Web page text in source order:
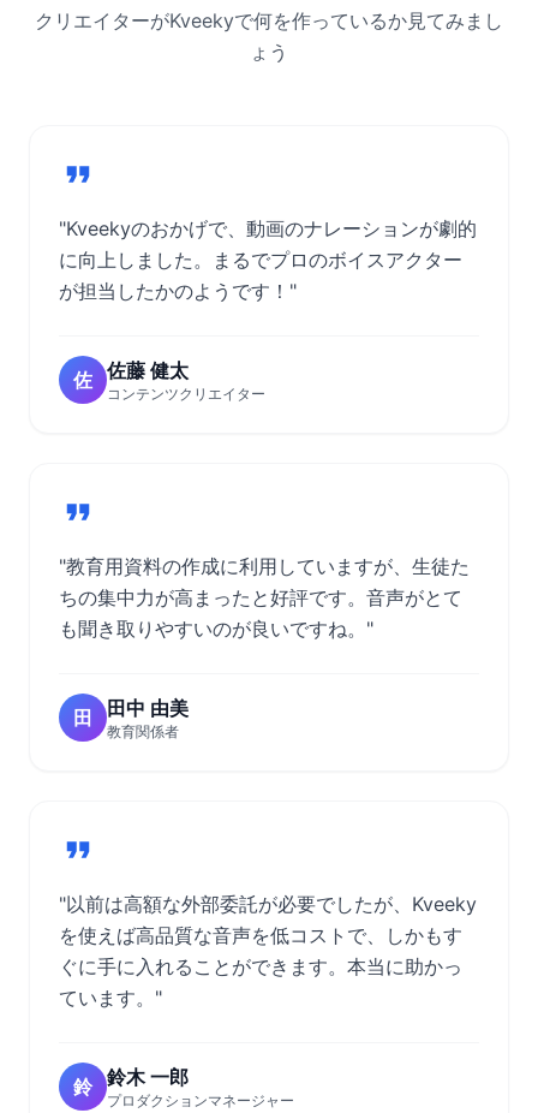
クリエイターがKveekyで何を作っているか見てみまし
ょう
"Kveekyのおかげで、動画のナレーションが劇的
に向上しました。まるでプロのボイスアクター
が担当したかのようです！"
佐 佐藤 健太
コンテンツクリエイター
"教育用資料の作成に利用していますが、生徒た
ちの集中力が高まったと好評です。音声がとて
も聞き取りやすいのが良いですね。"
田 田中 由美
教育関係者
"以前は高額な外部委託が必要でしたが、Kveeky
を使えば高品質な音声を低コストで、しかもす
ぐに手に入れることができます。本当に助かっ
ています。"
鈴 鈴木 一郎
プロダクションマネージャー